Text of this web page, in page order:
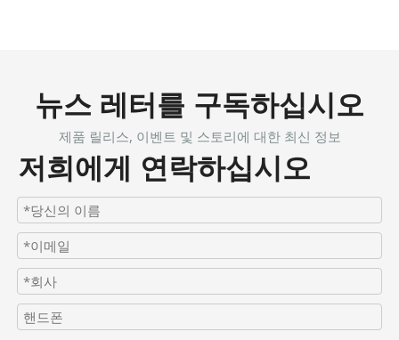
뉴스 레터를 구독하십시오
제품 릴리스, 이벤트 및 스토리에 대한 최신 정보
저희에게 연락하십시오